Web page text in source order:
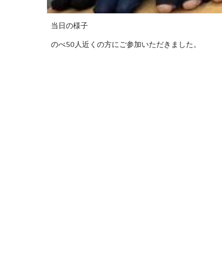
当日の様子
のべ50人近くの方にご参加いただきました。